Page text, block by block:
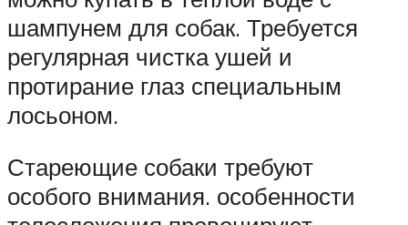
шампунем для собак. Требуется
регулярная чистка ушей и
протирание глаз специальным
лосьоном.
Стареющие собаки требуют
особого внимания. особенности